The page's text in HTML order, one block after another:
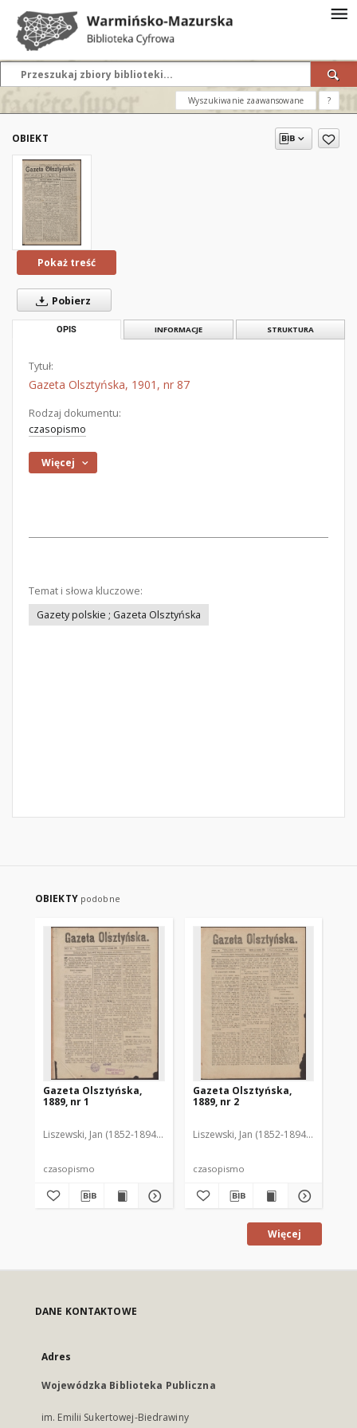
Wyszukiwanie zaawansowane ?
OBIEKT
Pokaż treść
Pobierz
OPIS INFORMACJE STRUKTURA
Tytuł:
Gazeta Olsztyńska, 1901, nr 87
Rodzaj dokumentu:
czasopismo
Więcej
Temat i słowa kluczowe:
Gazety polskie ; Gazeta Olsztyńska
OBIEKTY podobne
Gazeta Olsztyńska,
1889, nr 1
Liszewski, Jan (1852-1894). Red.
czasopismo
Gazeta Olsztyńska,
1889, nr 2
Liszewski, Jan (1852-1894). Red.
czasopismo
Więcej
DANE KONTAKTOWE
Adres
Wojewódzka Biblioteka Publiczna
im. Emilii Sukertowej-Biedrawiny